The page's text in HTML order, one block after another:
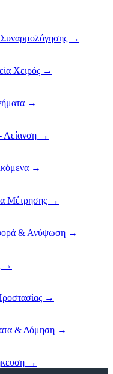
→
Χειρός →
→
Λείανση →
→
Μέτρησης →
& Ανύψωση →
→
→
& Δόμηση →
→